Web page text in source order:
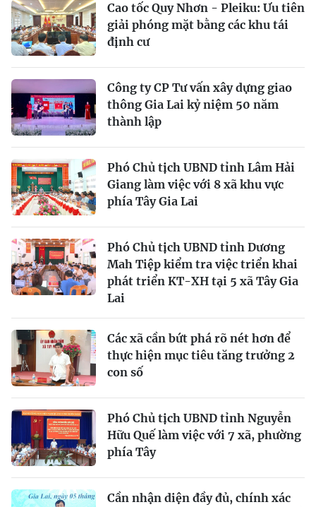
Cao tốc Quy Nhơn - Pleiku: Ưu tiên
giải phóng mặt bằng các khu tái
định cư
Công ty CP Tư vấn xây dựng giao
thông Gia Lai kỷ niệm 50 năm
thành lập
Phó Chủ tịch UBND tỉnh Lâm Hải
Giang làm việc với 8 xã khu vực
phía Tây Gia Lai
Phó Chủ tịch UBND tỉnh Dương
Mah Tiệp kiểm tra việc triển khai
phát triển KT-XH tại 5 xã Tây Gia
Lai
Các xã cần bứt phá rõ nét hơn để
thực hiện mục tiêu tăng trưởng 2
con số
Phó Chủ tịch UBND tỉnh Nguyễn
Hữu Quế làm việc với 7 xã, phường
phía Tây
Cần nhận diện đầy đủ, chính xác